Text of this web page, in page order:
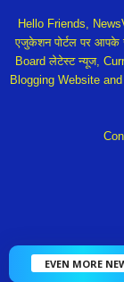
Hello Friends,
एजुकेशन पोर्टल पर आपके
Board लेटेस्ट न्यूज,
Blogging Website and
EVEN MORE